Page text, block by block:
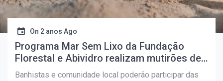
On 2 anos Ago
Programa Mar Sem Lixo da Fundação
Florestal e Abividro realizam mutirões de
limpeza em Iguape e Peruíbe
Banhistas e comunidade local poderão participar das